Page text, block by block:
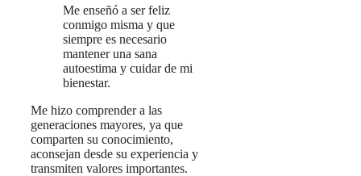
Me enseñó a ser feliz
conmigo misma y que
siempre es necesario
mantener una sana
autoestima y cuidar de mi
bienestar.
Me hizo comprender a las
generaciones mayores, ya que
comparten su conocimiento,
aconsejan desde su experiencia y
transmiten valores importantes.